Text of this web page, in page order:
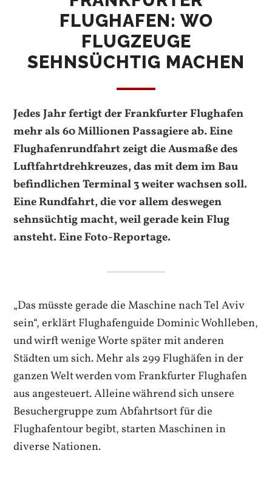
FLUGHAFEN: WO
FLUGZEUGE
SEHNSÜCHTIG MACHEN
Jedes Jahr fertigt der Frankfurter Flughafen
mehr als 60 Millionen Passagiere ab. Eine
Flughafenrundfahrt zeigt die Ausmaße des
Luftfahrtdrehkreuzes, das mit dem im Bau
befindlichen Terminal 3 weiter wachsen soll.
Eine Rundfahrt, die vor allem deswegen
sehnsüchtig macht, weil gerade kein Flug
ansteht. Eine Foto-Reportage.
„Das müsste gerade die Maschine nach Tel Aviv
sein“, erklärt Flughafenguide Dominic Wohlleben,
und wirft wenige Worte später mit anderen
Städten um sich. Mehr als 299 Flughäfen in der
ganzen Welt werden vom Frankfurter Flughafen
aus angesteuert. Alleine während sich unsere
Besuchergruppe zum Abfahrtsort für die
Flughafentour begibt, starten Maschinen in
diverse Nationen.